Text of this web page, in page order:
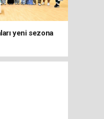
yeni sezona